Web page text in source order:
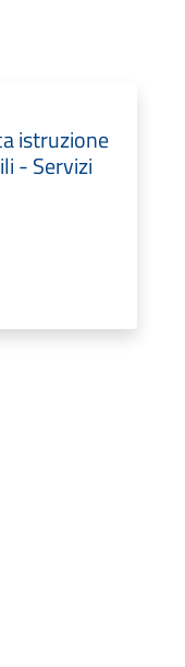
istruzione
- Servizi